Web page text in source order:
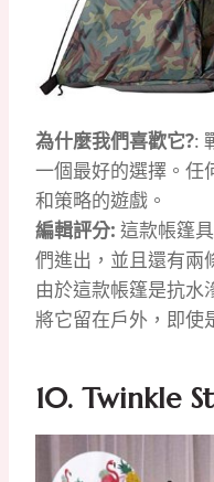
為什麼我們喜歡它?:
一個最好的選擇。任
和策略的遊戲。
編輯評分: 這款帳篷
們進出，並且還有兩
由於這款帳篷是抗水
將它留在戶外，即使
10. Twinkle